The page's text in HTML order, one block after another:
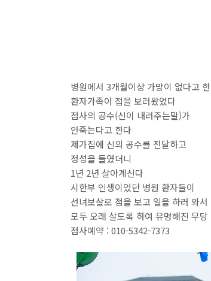
병원에서 3개월이상 가망이 없다고 한
환자가족이 접을 보러왔었다
점사의 공수(신이 내려주는말)가
안죽는다고 한다
제가집에 신의 공수를 전달하고
정성을 들였더니
1년 2년 살아계신다
시한부 인생이었던 병원 환자들이
선녀보살로 점을 보고 일을 하러 와서
모두 오래 살도록 하여 유명해진 무당
점사예약 : 010-5342-7373